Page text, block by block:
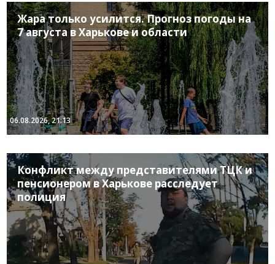
Жара только усилится. Прогноз погоды на
7 августа в Харькове и области
06.08.2026, 21:13
Конфликт между представителями ТЦК и
пенсионером в Харькове расследует
полиция